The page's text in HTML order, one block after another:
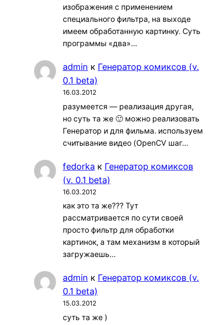
изображения с применением
специального фильтра, на выходе
имеем обработанную картинку. Суть
программы «два»…
admin к Генератор комиксов (v.
0.1 beta)
16.03.2012
разумеется — реализация другая,
но суть та же 🙂 можно реализовать
Генератор и для фильма. используем
считывание видео (OpenCV шаг…
fedorka к Генератор комиксов
(v. 0.1 beta)
16.03.2012
как это та же??? Тут
рассматривается по сути своей
просто фильтр для обработки
картинок, а там механизм в который
загружаешь…
admin к Генератор комиксов (v.
0.1 beta)
15.03.2012
суть та же )